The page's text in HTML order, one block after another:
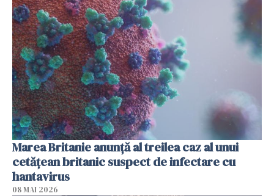
Marea Britanie anunţă al treilea caz al unui
cetăţean britanic suspect de infectare cu
hantavirus
08 MAI 2026